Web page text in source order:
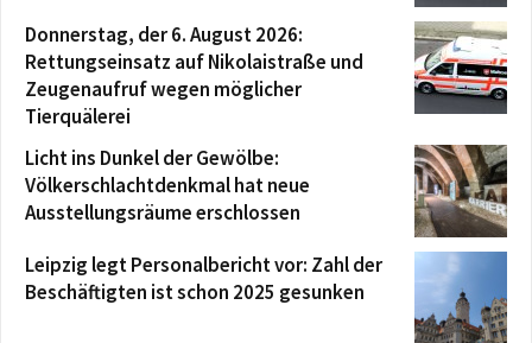
Donnerstag, der 6. August 2026:
Rettungseinsatz auf Nikolaistraße und
Zeugenaufruf wegen möglicher
Tierquälerei
Licht ins Dunkel der Gewölbe:
Völkerschlachtdenkmal hat neue
Ausstellungsräume erschlossen
Leipzig legt Personalbericht vor: Zahl der
Beschäftigten ist schon 2025 gesunken